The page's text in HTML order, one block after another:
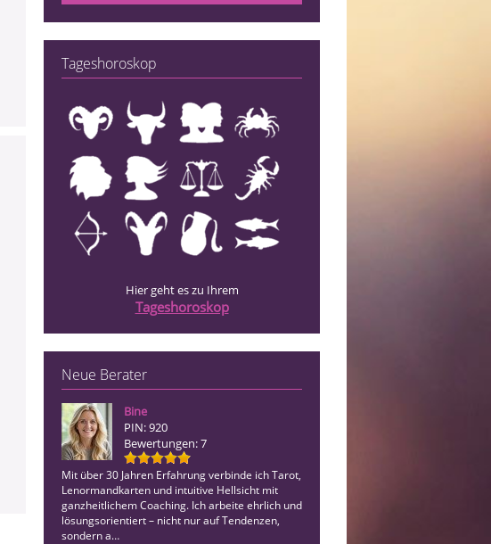
Tageshoroskop
Hier geht es zu Ihrem
Tageshoroskop
Neue Berater
Bine
PIN: 920
Bewertungen: 7
Mit über 30 Jahren Erfahrung verbinde ich Tarot,
Lenormandkarten und intuitive Hellsicht mit
ganzheitlichem Coaching. Ich arbeite ehrlich und
lösungsorientiert – nicht nur auf Tendenzen,
sondern a…